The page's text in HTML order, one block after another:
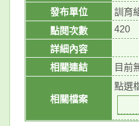
發布單位
訓育
點閱次數
420
詳細內容
相關連結
目前
相關檔案
點選